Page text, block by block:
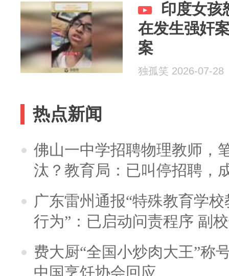
印度女孩
在发生强奸
案
独孤笑 2026-07-28
热点新闻
佛山一中学招聘物理教师，
汰？教育局：已叫停招聘，
广东雷州通报“特殊教育学
行为”：已启动问责程序 副
费大厨“全国小炒肉大王”称
中国烹饪协会回应